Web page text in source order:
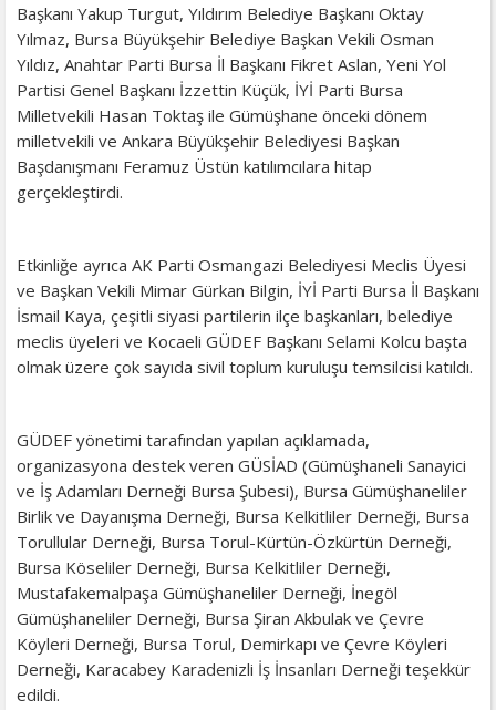
Başkanı Yakup Turgut, Yıldırım Belediye Başkanı Oktay
Yılmaz, Bursa Büyükşehir Belediye Başkan Vekili Osman
Yıldız, Anahtar Parti Bursa İl Başkanı Fikret Aslan, Yeni Yol
Partisi Genel Başkanı İzzettin Küçük, İYİ Parti Bursa
Milletvekili Hasan Toktaş ile Gümüşhane önceki dönem
milletvekili ve Ankara Büyükşehir Belediyesi Başkan
Başdanışmanı Feramuz Üstün katılımcılara hitap
gerçekleştirdi.
Etkinliğe ayrıca AK Parti Osmangazi Belediyesi Meclis Üyesi
ve Başkan Vekili Mimar Gürkan Bilgin, İYİ Parti Bursa İl Başkanı
İsmail Kaya, çeşitli siyasi partilerin ilçe başkanları, belediye
meclis üyeleri ve Kocaeli GÜDEF Başkanı Selami Kolcu başta
olmak üzere çok sayıda sivil toplum kuruluşu temsilcisi katıldı.
GÜDEF yönetimi tarafından yapılan açıklamada,
organizasyona destek veren GÜSİAD (Gümüşhaneli Sanayici
ve İş Adamları Derneği Bursa Şubesi), Bursa Gümüşhaneliler
Birlik ve Dayanışma Derneği, Bursa Kelkitliler Derneği, Bursa
Torullular Derneği, Bursa Torul-Kürtün-Özkürtün Derneği,
Bursa Köseliler Derneği, Bursa Kelkitliler Derneği,
Mustafakemalpaşa Gümüşhaneliler Derneği, İnegöl
Gümüşhaneliler Derneği, Bursa Şiran Akbulak ve Çevre
Köyleri Derneği, Bursa Torul, Demirkapı ve Çevre Köyleri
Derneği, Karacabey Karadenizli İş İnsanları Derneği teşekkür
edildi.